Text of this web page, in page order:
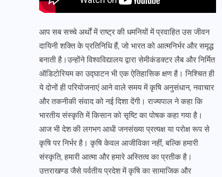
आप सब सच्चे अर्थों में राष्ट्र की धमनियों में प्रवाहित उस जीवन
दायिनी शक्ति के प्रतिनिधि हैं, जो भारत को आत्मनिर्भर और समृद्ध
बनाती है।उन्होंने विश्वविद्यालय द्वारा सेमीकंडक्टर लैब और निर्मित
ऑडिटोरियम का उद्घाटन भी एक ऐतिहासिक क्षण है। निश्चित ही
ये दोनों ही परियोजनाएं आने वाले समय में कृषि अनुसंधान, नवाचार
और तकनीकी संवाद को नई दिशा देंगी। राज्यपाल ने कहा कि
भारतीय संस्कृति में किसान को सृष्टि का पोषक कहा गया है।
आज भी देश की लगभग आधी जनसंख्या प्रत्यक्ष या परोक्ष रूप से
कृषि पर निर्भर है। कृषि केवल आजीविका नहीं, बल्कि हमारी
संस्कृति, हमारी आत्मा और हमारे अस्तित्व का प्रतीक है।
उत्तराखण्ड जैसे पर्वतीय प्रदेश में कृषि का सामाजिक और